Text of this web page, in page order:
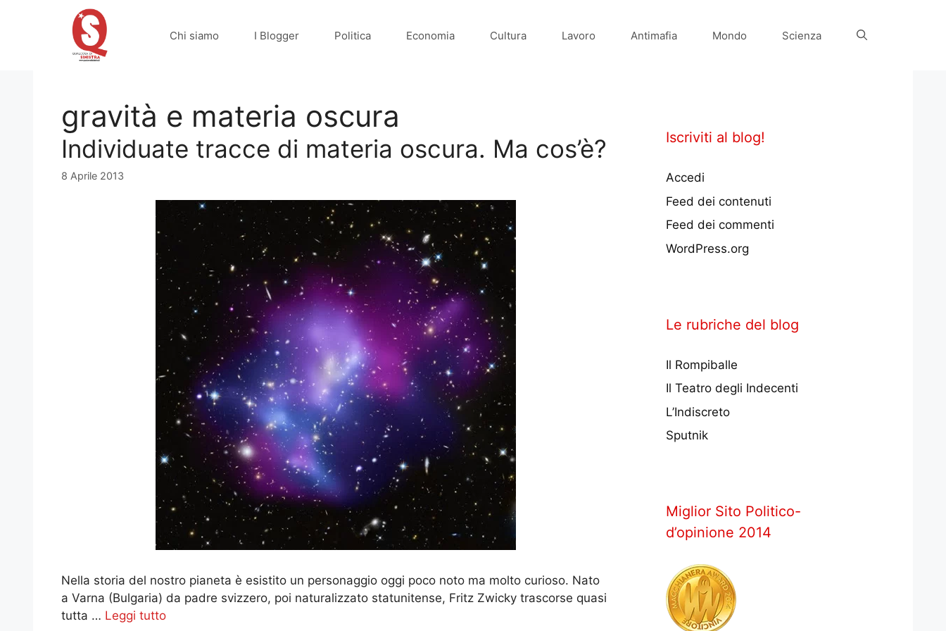
Chi siamo I Blogger Politica Economia Cultura Lavoro Antimafia Mondo Scienza
gravità e materia oscura
Individuate tracce di materia oscura. Ma cos’è?
8 Aprile 2013
Nella storia del nostro pianeta è esistito un personaggio oggi poco noto ma molto curioso. Nato
a Varna (Bulgaria) da padre svizzero, poi naturalizzato statunitense, Fritz Zwicky trascorse quasi
tutta … Leggi tutto
Iscriviti al blog!
Accedi
Feed dei contenuti
Feed dei commenti
WordPress.org
Le rubriche del blog
Il Rompiballe
Il Teatro degli Indecenti
L’Indiscreto
Sputnik
Miglior Sito Politico-
d’opinione 2014